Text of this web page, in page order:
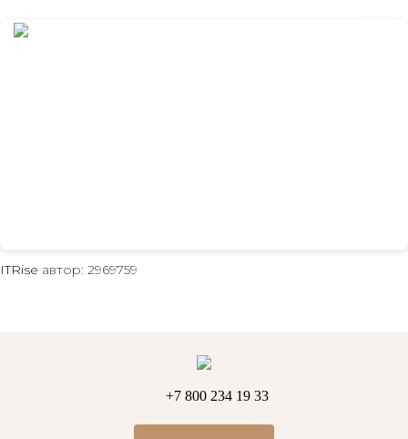
ITRise автор: 2969759
+7 800 234 19 33